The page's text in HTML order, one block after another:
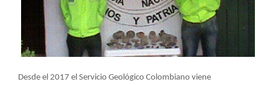
Desde el 2017 el Servicio Geológico Colombiano viene